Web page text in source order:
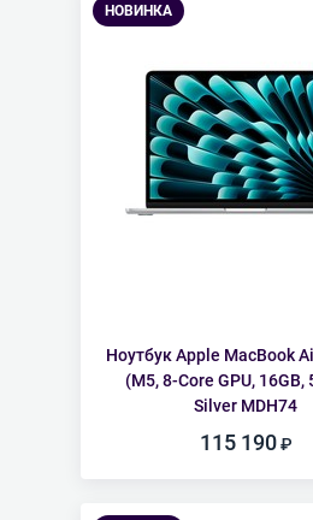
НОВИНКА
Ноутбук Apple MacBook
(M5, 8-Core GPU, 16GB,
Silver MDH74
115 190